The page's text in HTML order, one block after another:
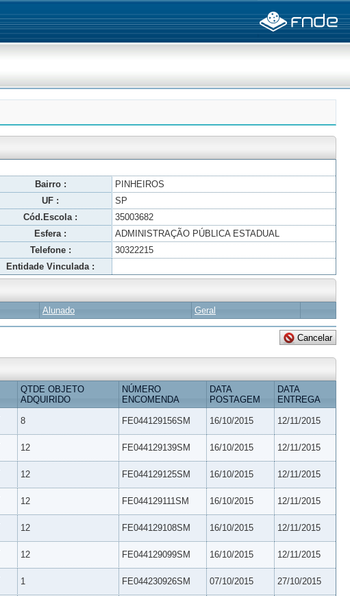
Bairro :
PINHEIROS
UF :
SP
Cód.Escola :
35003682
Esfera :
ADMINISTRAÇÃO PÚBLICA ESTADUAL
Telefone :
30322215
Entidade Vinculada :
Alunado Geral
QTDE OBJETO
ADQUIRIDO
NÚMERO
ENCOMENDA
DATA
POSTAGEM
DATA
ENTREGA
8 FE044129156SM 16/10/2015 12/11/2015
12 FE044129139SM 16/10/2015 12/11/2015
12 FE044129125SM 16/10/2015 12/11/2015
12 FE044129111SM 16/10/2015 12/11/2015
12 FE044129108SM 16/10/2015 12/11/2015
12 FE044129099SM 16/10/2015 12/11/2015
1 FE044230926SM 07/10/2015 27/10/2015